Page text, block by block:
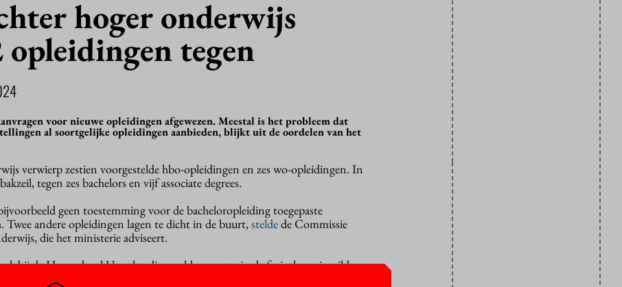
hoger onderwijs
tegen
voor nieuwe opleidingen afgewezen. Meestal is het probleem dat
al soortgelijke opleidingen aanbieden, blijkt uit de oordelen van het
verwierp zestien voorgestelde hbo-opleidingen en zes wo-opleidingen. In
tegen zes bachelors en vijf associate degrees.
geen toestemming voor de bacheloropleiding toegepaste
Twee andere opleidingen lagen te dicht in de buurt, steldede Commissie
die het ministerie adviseert.
bij de Hogeschool Utrecht, die een hbo-master in de fysiotherapie wilde
genoeg, meent de CDHO.